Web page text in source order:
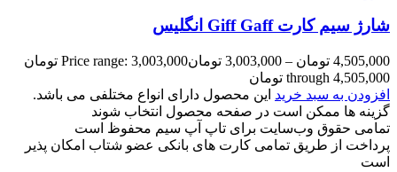
شارژ سیم کارت Giff Gaff انگلیس
4,505,000 تومان –
3,003,000 تومان
Price range: 3,003,000 تومان
through 4,505,000 تومان
افزودن به سبد خرید این محصول دارای انواع مختلفی می باشد.
گزینه ها ممکن است در صفحه محصول انتخاب شوند
تمامی حقوق وب‌سایت برای تاپ آپ سیم محفوظ است
پرداخت از طریق تمامی کارت های بانکی عضو شتاب امکان پذیر
است